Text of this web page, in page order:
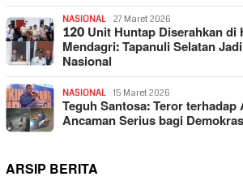
NASIONAL 27 Maret 2026
120 Unit Huntap Diserahkan di
Mendagri: Tapanuli Selatan
Nasional
NASIONAL 15 Maret 2026
Teguh Santosa: Teror
Ancaman Serius bagi
ARSIP BERITA